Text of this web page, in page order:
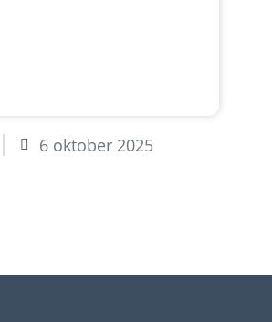
6 oktober 2025